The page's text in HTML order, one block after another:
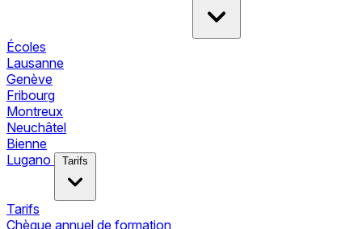
Écoles
Lausanne
Genève
Fribourg
Montreux
Neuchâtel
Bienne
Lugano
Tarifs
Tarifs
Chèque annuel de formation